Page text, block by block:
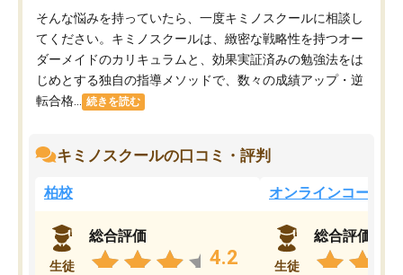
そんな悩みを持っていたら、一度キミノスクールに相談し
てください。キミノスクールは、緻密な戦略性を持つオー
ダーメイドのカリキュラムと、効果実証済みの勉強法をは
じめとする独自の指導メソッドで、数々の成績アップ・逆
転合格...
続きを読む
キミノスクールの口コミ・評判
柏校
生徒
総合評価
4.2
オンラインコース
生徒
総合評価